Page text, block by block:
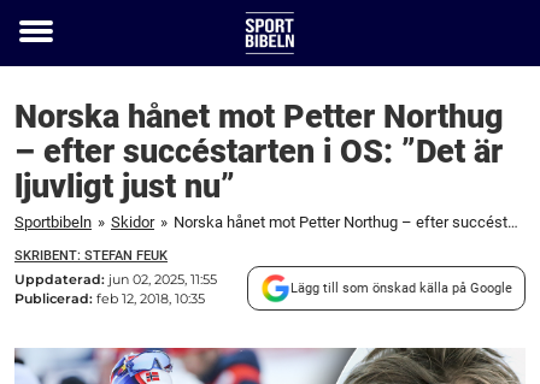
Toggle
Norska hånet mot Petter Northug
– efter succéstarten i OS: ”Det är
ljuvligt just nu”
Sportbibeln » Skidor » Norska hånet mot Petter Northug – efter succéstarten i OS: "Det är ljuvligt just nu"
SKRIBENT: STEFAN FEUK
Uppdaterad: jun 02, 2025, 11:55
Publicerad: feb 12, 2018, 10:35
Lägg till som önskad källa på Google